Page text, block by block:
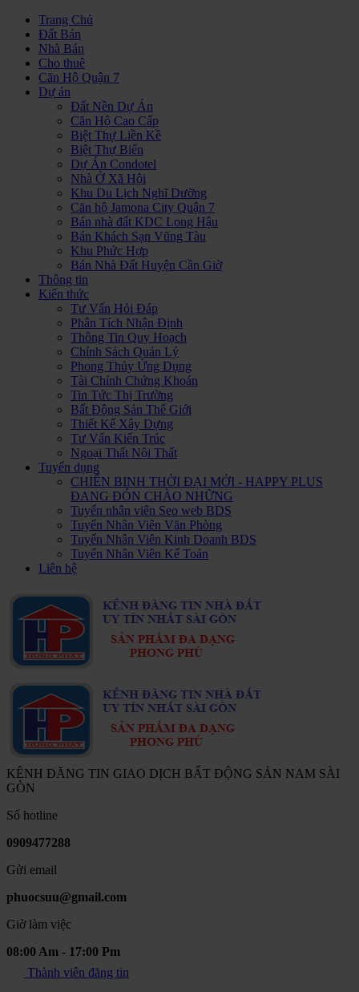
Trang Chủ
Đất Bán
Nhà Bán
Cho thuê
Căn Hộ Quận 7
Dự án
Đất Nền Dự Án
Căn Hộ Cao Cấp
Biệt Thự Liền Kề
Biệt Thự Biển
Dự Án Condotel
Nhà Ở Xã Hội
Khu Du Lịch Nghĩ Dưỡng
Căn hộ Jamona City Quận 7
Bán nhà đất KDC Long Hậu
Bán Khách Sạn Vũng Tàu
Khu Phức Hợp
Bán Nhà Đất Huyện Cần Giờ
Thông tin
Kiến thức
Tư Vấn Hỏi Đáp
Phân Tích Nhận Định
Thông Tin Quy Hoạch
Chính Sách Quản Lý
Phong Thủy Ứng Dụng
Tài Chính Chứng Khoán
Tin Tức Thị Trường
Bất Động Sản Thế Giới
Thiết Kế Xây Dựng
Tư Vấn Kiến Trúc
Ngoại Thất Nội Thất
Tuyển dụng
CHIẾN BINH THỜI ĐẠI MỚI - HAPPY PLUS
ĐANG ĐÓN CHÀO NHỮNG
Tuyển nhân viên Seo web BDS
Tuyển Nhân Viên Văn Phòng
Tuyển Nhân Viên Kinh Doanh BDS
Tuyển Nhân Viên Kế Toán
Liên hệ
KÊNH ĐĂNG TIN GIAO DỊCH BẤT ĐỘNG SẢN NAM SÀI
GÒN
Số hotline
0909477288
Gửi email
phuocsuu@gmail.com
Giờ làm việc
08:00 Am - 17:00 Pm
Thành viên đăng tin